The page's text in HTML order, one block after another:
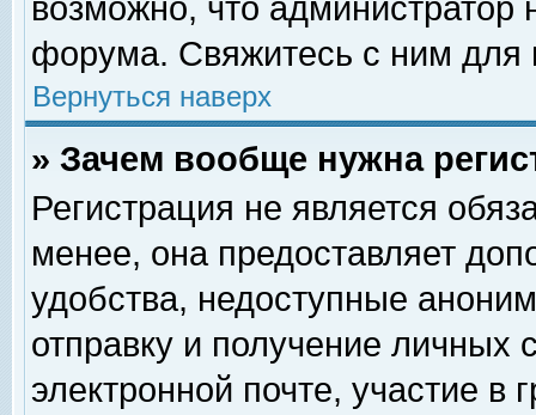
возможно, что
форума. Свяжитесь с ним для
Вернуться наверх
» Зачем вообще нужна
Регистрация не является
менее, она предоставляет
удобства, недоступные
отправку и получение личных
электронной почте, участие в